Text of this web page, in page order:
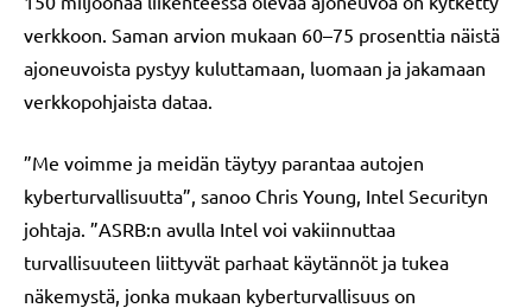
verkkoon. Saman arvion mukaan 60–75 prosenttia näistä
ajoneuvoista pystyy kuluttamaan, luomaan ja jakamaan
verkkopohjaista dataa.
”Me voimme ja meidän täytyy parantaa autojen
kyberturvallisuutta”, sanoo Chris Young, Intel Securityn
johtaja. ”ASRB:n avulla Intel voi vakiinnuttaa
turvallisuuteen liittyvät parhaat käytännöt ja tukea
näkemystä, jonka mukaan kyberturvallisuus on